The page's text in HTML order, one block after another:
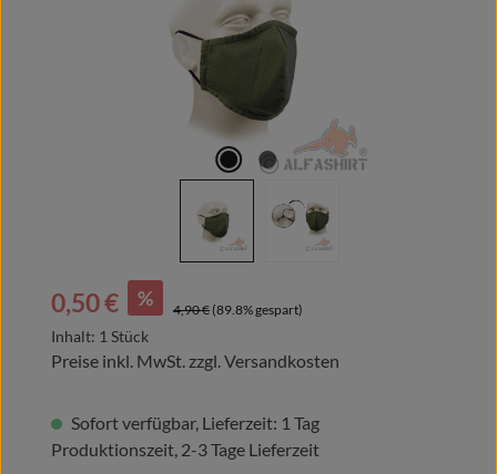
Verkaufspreis:
0,50 € % Regulärer Preis:
4,90 € (89.8% gespart)
Inhalt: 1 Stück
Preise inkl. MwSt. zzgl. Versandkosten
Sofort verfügbar, Lieferzeit: 1 Tag
Produktionszeit, 2-3 Tage Lieferzeit